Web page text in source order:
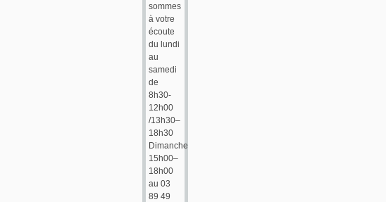
sommes
à votre
écoute
du lundi
au
samedi
de
8h30-
12h00
/13h30–
18h30
Dimanche
15h00–
18h00
au 03
89 49